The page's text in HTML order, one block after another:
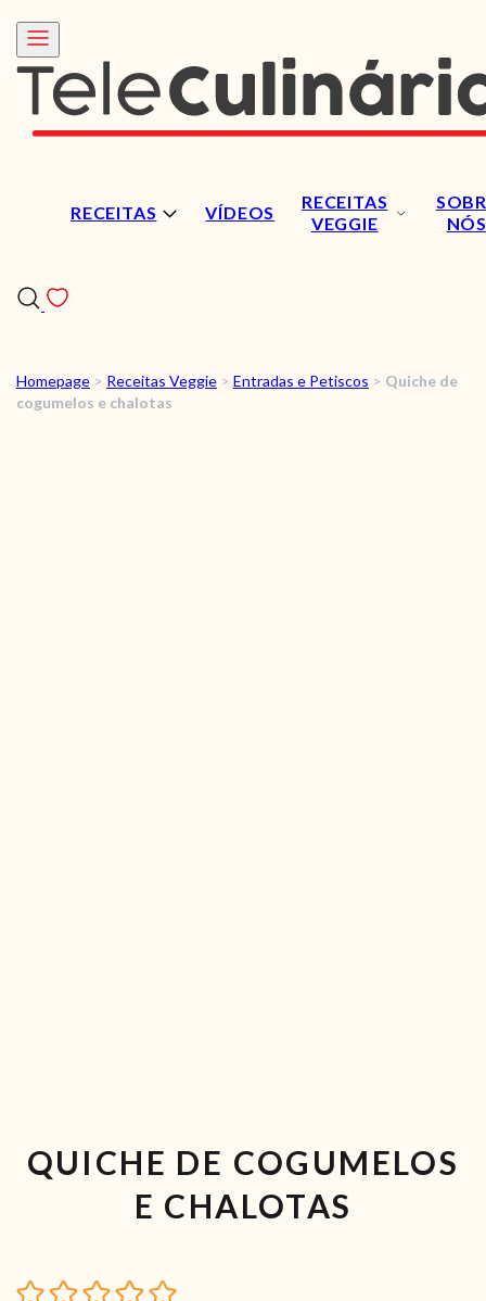
RECEITAS VÍDEOS
RECEITAS
VEGGIE
NÓS
RECEITAS
Homepage > Receitas Veggie > Entradas e Petiscos > Quiche de
cogumelos e chalotas
QUICHE DE COGUMELOS
E CHALOTAS